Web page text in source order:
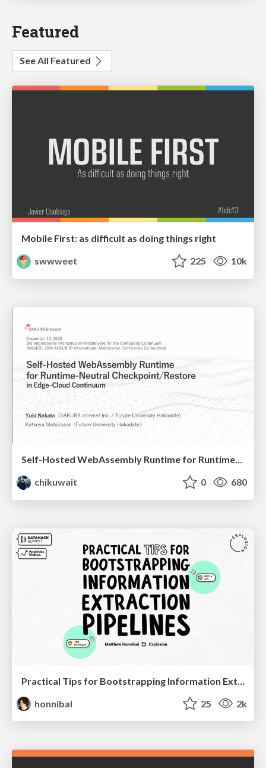
Featured
See All Featured
Mobile First: as difficult as doing things right
swwweet
225 10k
Self-Hosted WebAssembly Runtime for Runtime-Neutral Checkpoint/Restore in Edge–Cloud Continuum
chikuwait
0 680
honnibal
25 2k